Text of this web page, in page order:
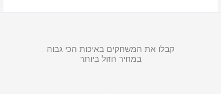
קבלו את המשחקים באיכות הכי גבוה
במחיר הזול ביותר